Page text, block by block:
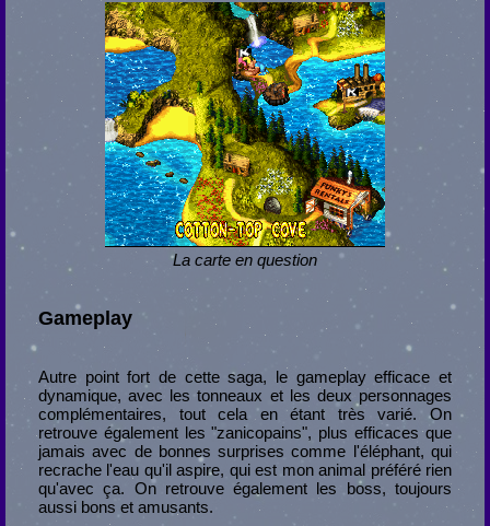
La carte en question
Gameplay
Autre point fort de cette saga, le gameplay efficace et
dynamique, avec les tonneaux et les deux personnages
complémentaires, tout cela en étant très varié. On
retrouve également les "zanicopains", plus efficaces que
jamais avec de bonnes surprises comme l'éléphant, qui
recrache l'eau qu'il aspire, qui est mon animal préféré rien
qu'avec ça. On retrouve également les boss, toujours
aussi bons et amusants.